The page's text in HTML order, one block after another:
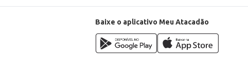
Baixe o aplicativo Meu Atacadão